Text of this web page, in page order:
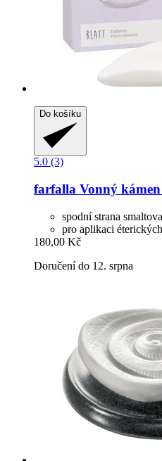
Do košíku
5.0 (3)
farfalla Vonný
spodní strana
pro aplikaci
180,00 Kč
Doručení do 12. srpna